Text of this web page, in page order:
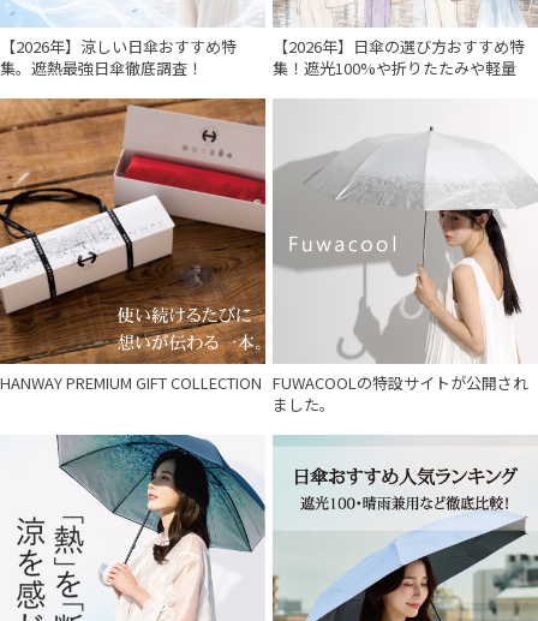
【2026年】涼しい日傘おすすめ特
集。遮熱最強日傘徹底調査！
【2026年】日傘の選び方おすすめ特
集！遮光100%や折りたたみや軽量
HANWAY PREMIUM GIFT COLLECTION FUWACOOLの特設サイトが公開され
ました。